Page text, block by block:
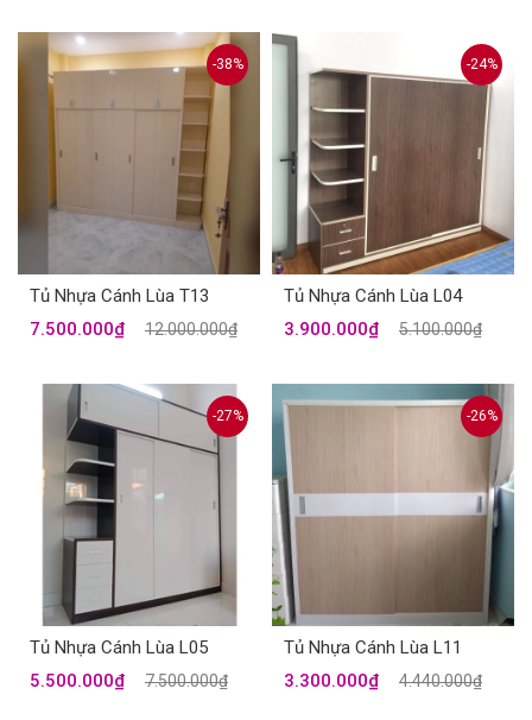
-38%
Tủ Nhựa Cánh Lùa T13
7.500.000₫
12.000.000₫
-24%
Tủ Nhựa Cánh Lùa L04
3.900.000₫
5.100.000₫
-27%
Tủ Nhựa Cánh Lùa L05
5.500.000₫
7.500.000₫
-26%
Tủ Nhựa Cánh Lùa L11
3.300.000₫
4.440.000₫